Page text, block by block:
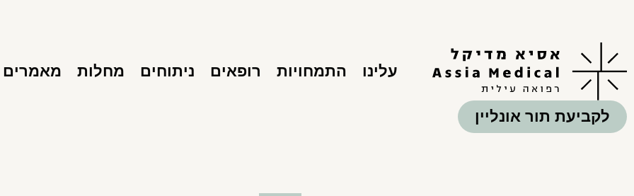
עלינו התמחויות רופאים ניתוחים מחלות מאמרים
לקביעת תור אונליין